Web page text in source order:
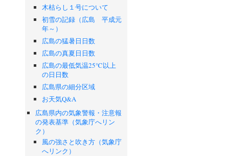
木枯らし１号について
初雪の記録（広島 平成元
年～）
広島の猛暑日日数
広島の真夏日日数
広島の最低気温25℃以上
の日日数
広島県の細分区域
お天気Q&A
広島県内の気象警報・注意報
の発表基準（気象庁へリン
ク）
風の強さと吹き方（気象庁
へリンク）